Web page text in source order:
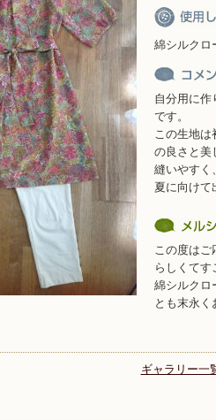
綿シルクロ
自分用に作
です。
この生地は
の良さと美
縫いやすく
夏に向けて
この度はご
らしくて
綿シルクロ
とも末永
ギャラリー一